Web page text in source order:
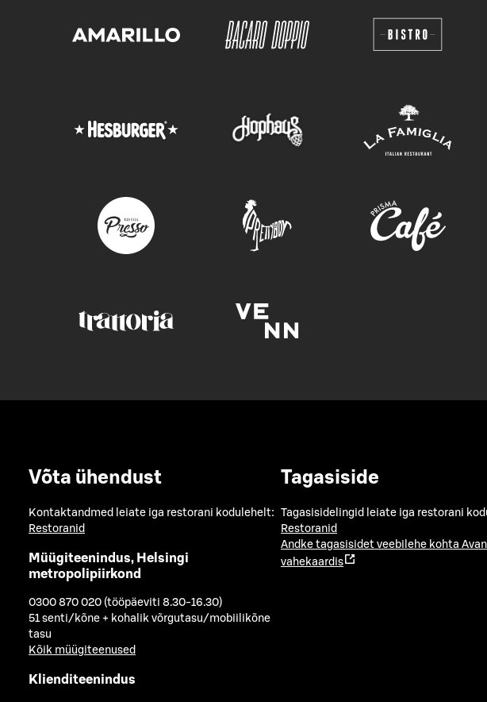
Võta ühendust
Kontaktandmed leiate iga restorani kodulehelt:
Restoranid
Müügiteenindus, Helsingi
metropolipiirkond
0300 870 020 (tööpäeviti 8.30-16.30)
51 senti/kõne + kohalik võrgutasu/mobiilikõne
tasu
Kõik müügiteenused
Klienditeenindus
Tagasiside
Tagasisidelingid leiate iga restorani
Restoranid
Andke tagasisidet veebilehe kohta
vahekaardis